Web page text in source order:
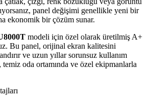
panel değişimi genellikle yeni bir
ekonomik bir çözüm sunar.
modeli için özel olarak üretilmiş A+
Bu panel, orijinal ekran kalitesini
ve uzun yıllar sorunsuz kullanım
temiz oda ortamında ve özel ekipmanlarla